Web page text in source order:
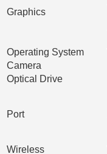
Graphics
Operating System
Camera
Optical Drive
Port
Wireless